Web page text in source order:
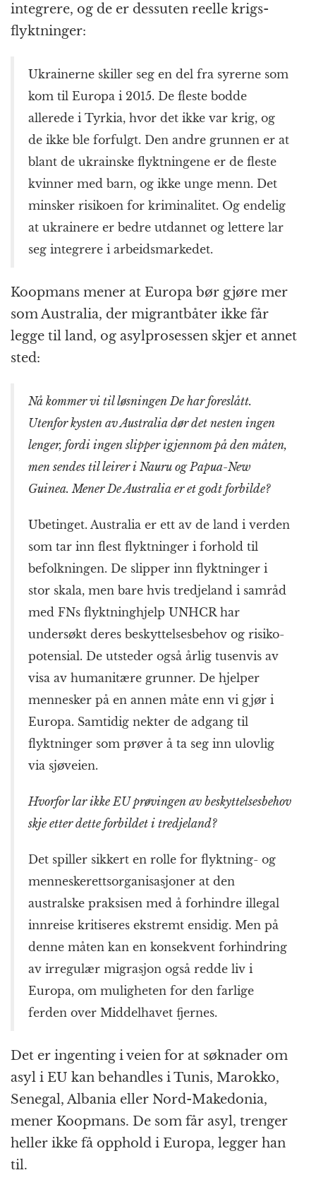
integrere, og de er dessuten reelle krigs­
flyktninger:
Ukrainerne skiller seg en del fra syrerne som
kom til Europa i 2015. De fleste bodde
allerede i Tyrkia, hvor det ikke var krig, og
de ikke ble forfulgt. Den andre grunnen er at
blant de ukrainske flyktningene er de fleste
kvinner med barn, og ikke unge menn. Det
minsker risikoen for kriminalitet. Og endelig
at ukrainere er bedre utdannet og lettere lar
seg integrere i arbeids­markedet.
Koopmans mener at Europa bør gjøre mer
som Australia, der migrant­båter ikke får
legge til land, og asyl­prosessen skjer et annet
sted:
Nå kommer vi til løsningen De har foreslått.
Utenfor kysten av Australia dør det nesten ingen
lenger, fordi ingen slipper igjennom på den måten,
men sendes til leirer i Nauru og Papua-New
Guinea. Mener De Australia er et godt forbilde?
Ubetinget. Australia er ett av de land i verden
som tar inn flest flyktninger i forhold til
befolkningen. De slipper inn flyktninger i
stor skala, men bare hvis tredjeland i samråd
med FNs flyktning­hjelp UNHCR har
undersøkt deres beskyttelses­behov og risiko­
potensial. De utsteder også årlig tusenvis av
visa av humanitære grunner. De hjelper
mennesker på en annen måte enn vi gjør i
Europa. Samtidig nekter de adgang til
flyktninger som prøver å ta seg inn ulovlig
via sjøveien.
Hvorfor lar ikke EU prøvingen av beskyttelses­behov
skje etter dette forbildet i tredjeland?
Det spiller sikkert en rolle for flyktning- og
menneskeretts­organisasjoner at den
australske praksisen med å forhindre illegal
innreise kritiseres ekstremt ensidig. Men på
denne måten kan en konsekvent forhindring
av irregulær migrasjon også redde liv i
Europa, om muligheten for den farlige
ferden over Middelhavet fjernes.
Det er ingenting i veien for at søknader om
asyl i EU kan behandles i Tunis, Marokko,
Senegal, Albania eller Nord-Makedonia,
mener Koopmans. De som får asyl, trenger
heller ikke få opphold i Europa, legger han
til.